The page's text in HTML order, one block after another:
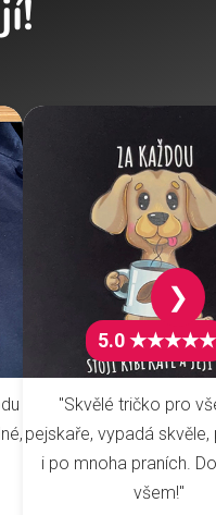
5.0 ★★★★★
"Skvělé tričko pro
pejskaře, vypadá
i po mnoha praních.
všem!"
❯